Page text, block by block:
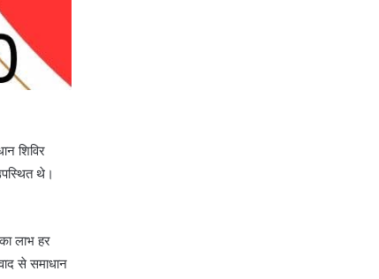
शिविर
थे।
लाभ हर
से समाधान